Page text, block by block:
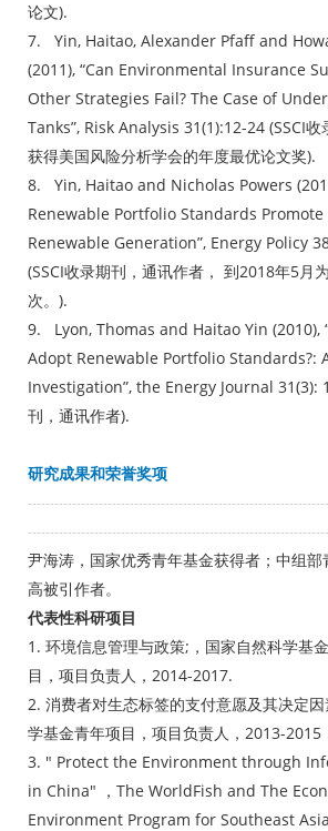
论文).
7. Yin, Haitao, Alexander Pfaff and
(2011), “Can Environmental Insurance
Other Strategies Fail? The Case of
Tanks”, Risk Analysis 31(1):12-24 (SSCI收
获得美国风险分析学会的年度最优论文奖).
8. Yin, Haitao and Nicholas Powers
Renewable Portfolio Standards
Renewable Generation”, Energy Policy
(SSCI收录期刊，通讯作者， 到2018年5月
次。).
9. Lyon, Thomas and Haitao Yin (2010),
Adopt Renewable Portfolio Standards?:
Investigation”, the Energy Journal 31(3):
刊，通讯作者).
研究成果和荣誉奖项
尹海涛，国家优秀青年基金获得者；中组
高被引作者。
代表性科研项目
1. 环境信息管理与政策;，国家自然科学基
目，项目负责人，2014-2017.
2. 消费者对生态标签的支付意愿及其决定
学基金青年项目，项目负责人，2013-2015
3. " Protect the Environment through
in China" ，The WorldFish and The
Environment Program for Southeast Asia